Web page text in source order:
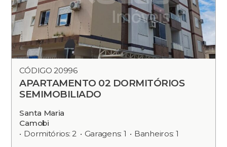
CÓDIGO 20996
APARTAMENTO 02 DORMITÓRIOS
SEMIMOBILIADO
Santa Maria
Camobi
Dormitórios: 2
Garagens: 1
Banheiros: 1